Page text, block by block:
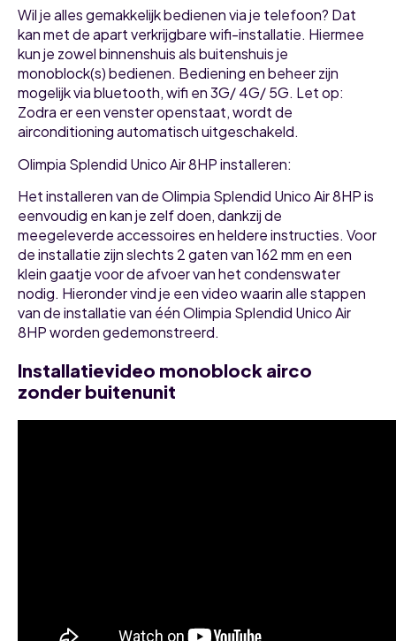
Wil je alles gemakkelijk bedienen via je telefoon? Dat
kan met de apart verkrijgbare wifi-installatie. Hiermee
kun je zowel binnenshuis als buitenshuis je
monoblock(s) bedienen. Bediening en beheer zijn
mogelijk via bluetooth, wifi en 3G/ 4G/ 5G. Let op:
Zodra er een venster openstaat, wordt de
airconditioning automatisch uitgeschakeld.
Olimpia Splendid Unico Air 8HP installeren:
Het installeren van de Olimpia Splendid Unico Air 8HP is
eenvoudig en kan je zelf doen, dankzij de
meegeleverde accessoires en heldere instructies. Voor
de installatie zijn slechts 2 gaten van 162 mm en een
klein gaatje voor de afvoer van het condenswater
nodig. Hieronder vind je een video waarin alle stappen
van de installatie van één Olimpia Splendid Unico Air
8HP worden gedemonstreerd.
Installatievideo monoblock airco
zonder buitenunit